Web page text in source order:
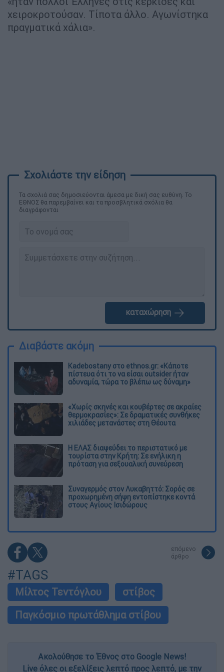
χειροκροτούσαν. Τίποτα άλλο. Αγωνίστηκα
πραγματικά χάλια».
Τα σχολιά σας δημοσιεύονται άμεσα με δική σας ευθύνη. Το
ΕΘΝΟΣ θα παρεμβαίνει και τα προσβλητικά σχόλια θα
διαγράφονται
καταχώρηση
Διαβάστε ακόμη
Kadebostany στο ethnos.gr: «Κάποτε
πίστευα ότι το να είσαι outsider ήταν
αδυναμία, τώρα το βλέπω ως δύναμη»
«Χωρίς σκηνές και κουβέρτες σε ακραίες
θερμοκρασίες»: Σε δραματικές συνθήκες
χιλιάδες μετανάστες στη Θέουτα
Η ΕΛΑΣ διαψεύδει το περιστατικό με
τουρίστα στην Κρήτη: Σε ενήλικη η
πρόταση για σεξουαλική συνεύρεση
Συναγερμός στον Λυκαβηττό: Σορός σε
προχωρημένη σήψη εντοπίστηκε κοντά
στους Αγίους Ισιδώρους
επόμενο
άρθρο
#TAGS
Μίλτος Τεντόγλου
στίβος
Παγκόσμιο πρωτάθλημα στίβου
Ακολούθησε το Έθνος στο Google News!
Live όλες οι εξελίξεις λεπτό προς λεπτό, με την